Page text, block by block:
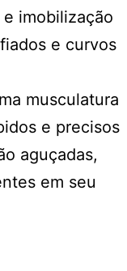
imobilização
e curvos
musculatura
e precisos
aguçadas,
em seu